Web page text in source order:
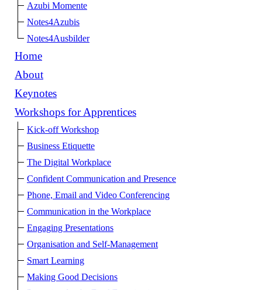
Azubi Momente
Notes4Azubis
Notes4Ausbilder
Home
About
Keynotes
Workshops for Apprentices
Kick-off Workshop
Business Etiquette
The Digital Workplace
Confident Communication and Presence
Phone, Email and Video Conferencing
Communication in the Workplace
Engaging Presentations
Organisation and Self-Management
Smart Learning
Making Good Decisions